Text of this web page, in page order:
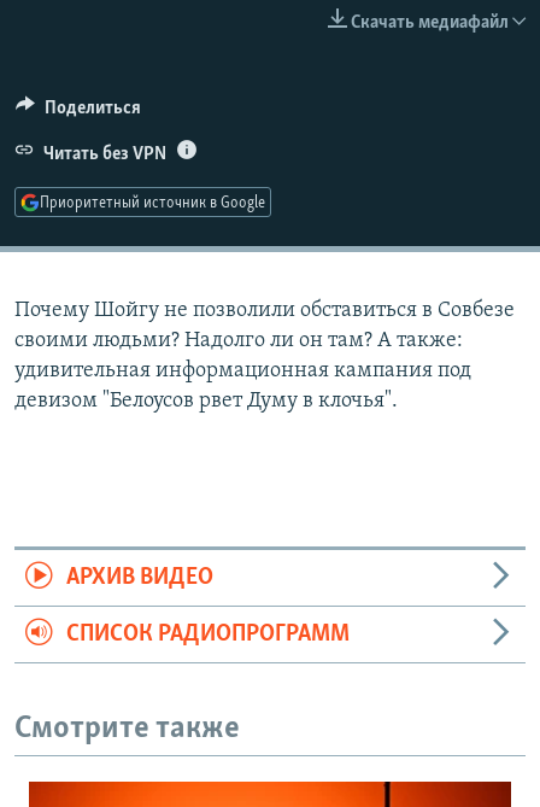
Скачать медиафайл
Поделиться
Читать без VPN
Приоритетный источник в Google
Почему Шойгу не позволили обставиться в Совбезе
своими людьми? Надолго ли он там? А также:
удивительная информационная кампания под
девизом "Белоусов рвет Думу в клочья".
АРХИВ ВИДЕО
СПИСОК РАДИОПРОГРАММ
Смотрите также